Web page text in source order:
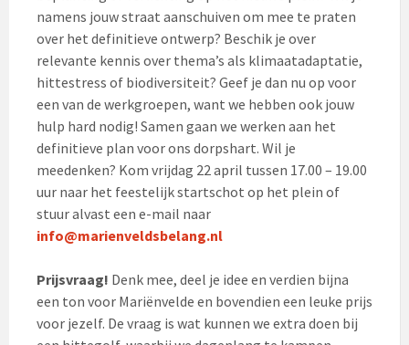
namens jouw straat aanschuiven om mee te praten
over het definitieve ontwerp? Beschik je over
relevante kennis over thema’s als klimaatadaptatie,
hittestress of biodiversiteit? Geef je dan nu op voor
een van de werkgroepen, want we hebben ook jouw
hulp hard nodig! Samen gaan we werken aan het
definitieve plan voor ons dorpshart. Wil je
meedenken? Kom vrijdag 22 april tussen 17.00 – 19.00
uur naar het feestelijk startschot op het plein of
stuur alvast een e-mail naar
info@marienveldsbelang.nl
Prijsvraag! Denk mee, deel je idee en verdien bijna
een ton voor Mariënvelde en bovendien een leuke prijs
voor jezelf. De vraag is wat kunnen we extra doen bij